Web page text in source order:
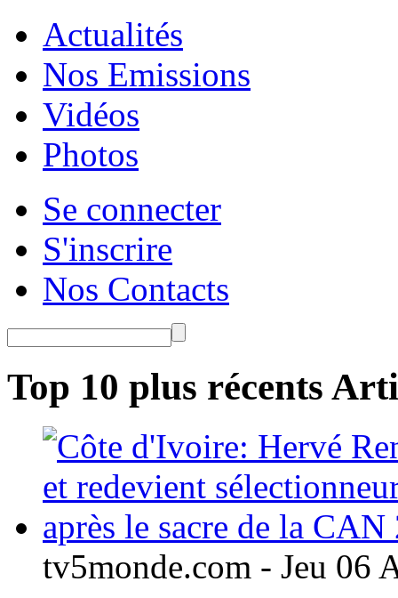
Actualités
Nos Emissions
Vidéos
Photos
Se connecter
S'inscrire
Nos Contacts
Top 10 plus récents
tv5monde.com - Jeu 06